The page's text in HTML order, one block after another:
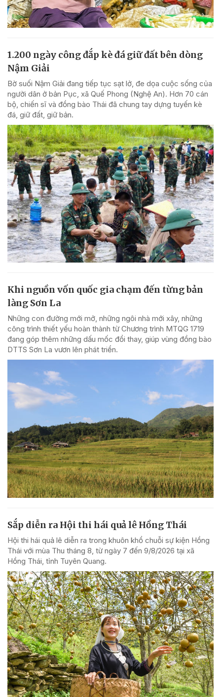
1.200 ngày công đắp kè đá giữ đất bên dòng
Nậm Giải
Bờ suối Nậm Giải đang tiếp tục sạt lở, đe dọa cuộc sống của
người dân ở bản Pục, xã Quế Phong (Nghệ An). Hơn 70 cán
bộ, chiến sĩ và đồng bào Thái đã chung tay dựng tuyến kè
đá, giữ đất, giữ bản.
Khi nguồn vốn quốc gia chạm đến từng bản
làng Sơn La
Những con đường mới mở, những ngôi nhà mới xây, những
công trình thiết yếu hoàn thành từ Chương trình MTQG 1719
đang góp thêm những dấu mốc đổi thay, giúp vùng đồng bào
DTTS Sơn La vươn lên phát triển.
Sắp diễn ra Hội thi hái quả lê Hồng Thái
Hội thi hái quả lê diễn ra trong khuôn khổ chuỗi sự kiện Hồng
Thái với mùa Thu tháng 8, từ ngày 7 đến 9/8/2026 tại xã
Hồng Thái, tỉnh Tuyên Quang.